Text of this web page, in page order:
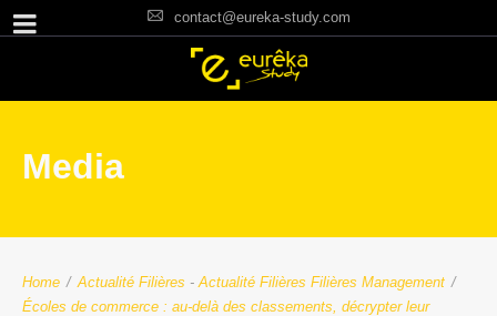
contact@eureka-study.com
Media
Home / Actualité Filières - Actualité Filières Filières Management /
Écoles de commerce : au-delà des classements, décrypter leur